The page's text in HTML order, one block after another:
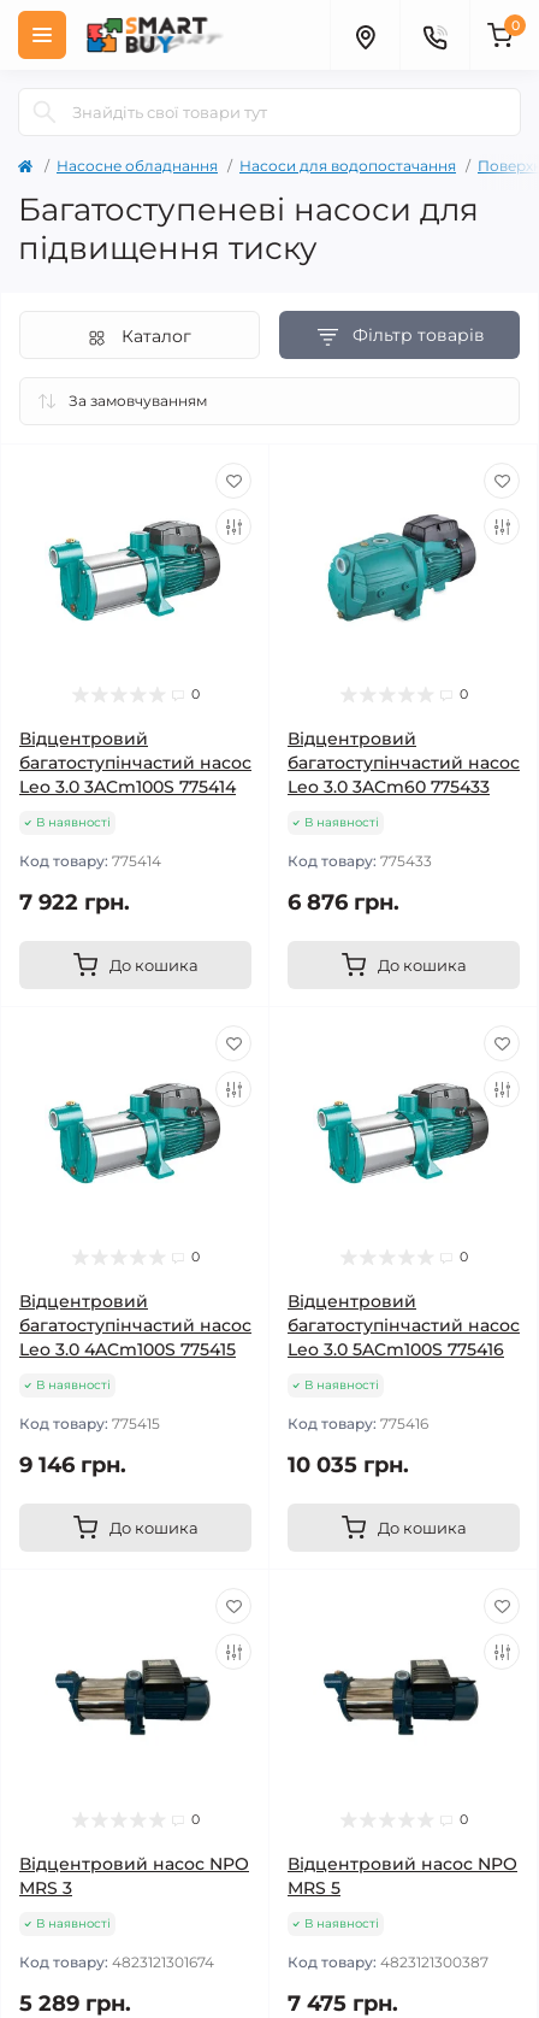
0
Насосне обладнання Насоси для водопостачання
Багатоступеневі насоси для
підвищення тиску
Фільтр товарів
Каталог
0
Відцентровий
багатоступінчастий насос
Leo 3.0 3ACm100S 775414
В наявності
Код товару: 775414
7 922 грн.
До кошика
0
Відцентровий
багатоступінчастий насос
Leo 3.0 3ACm60 775433
В наявності
Код товару: 775433
6 876 грн.
До кошика
0
Відцентровий
багатоступінчастий насос
Leo 3.0 4ACm100S 775415
В наявності
Код товару: 775415
9 146 грн.
До кошика
0
Відцентровий
багатоступінчастий насос
Leo 3.0 5ACm100S 775416
В наявності
Код товару: 775416
10 035 грн.
До кошика
0
Відцентровий насос NPO
MRS 3
В наявності
Код товару: 4823121301674
5 289 грн.
0
Відцентровий насос NPO
MRS 5
В наявності
Код товару: 4823121300387
7 475 грн.